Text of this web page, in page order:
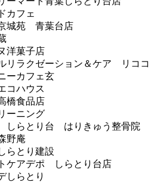
カフェ
苑 青葉台店
洋菓子店
リラクゼーション＆ケア リココ
ーカフェ玄
コハウス
橋食品店
ーニング
らとり台 はりきゅう整骨院
野庵
らとり建設
ケアデポ しらとり台店
しらとり